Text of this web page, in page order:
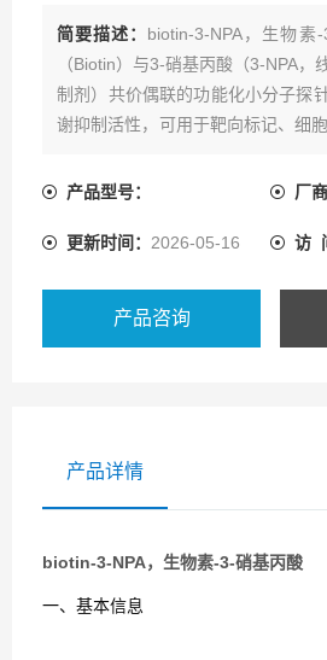
简要描述： biotin-3-NPA，生物素
（Biotin）与3‑硝基丙酸（3‑NPA
制剂）共价偶联的功能化小分子探
谢抑制活性，可用于靶向标记、细
产品型号：
厂
更新时间： 2026-05-16 访
产品咨询
产品详情
biotin-3-NPA，生物素-3-硝基丙酸
一、基本信息